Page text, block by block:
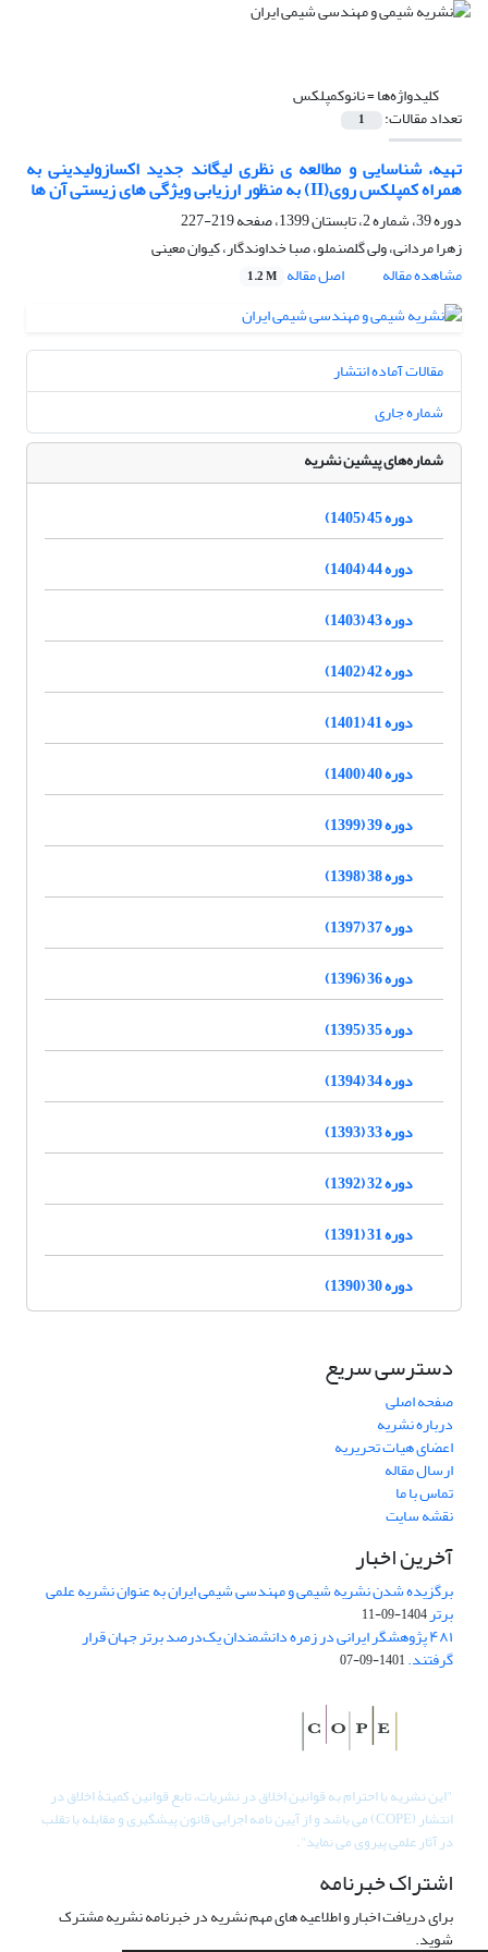
کلیدواژه‌ها =نانوکمپلکس
تعداد مقالات: 1
تهیه، شناسایی و مطالعه ی نظری لیگاند جدید اکسازولیدینی به
همراه کمپلکس روی(II) به منظور ارزیابی ویژگی های زیستی آن ها
دوره 39، شماره 2، تابستان 1399، صفحه
219-227
زهرا مردانی، ولی گلصنملو، صبا خداوندگار، کیوان معینی
مشاهده مقاله
اصل مقاله 1.2 M
مقالات آماده انتشار
شماره جاری
شماره‌های پیشین نشریه
دوره 45 (1405)
دوره 44 (1404)
دوره 43 (1403)
دوره 42 (1402)
دوره 41 (1401)
دوره 40 (1400)
دوره 39 (1399)
دوره 38 (1398)
دوره 37 (1397)
دوره 36 (1396)
دوره 35 (1395)
دوره 34 (1394)
دوره 33 (1393)
دوره 32 (1392)
دوره 31 (1391)
دوره 30 (1390)
دسترسی سریع
صفحه اصلی
درباره نشریه
اعضای هیات تحریریه
ارسال مقاله
تماس با ما
نقشه سایت
آخرین اخبار
برگزیده شدن نشریه شیمی و مهندسی شیمی ایران به عنوان نشریه علمی
برتر1404-09-11
۴۸۱ پژوهشگر ایرانی در زمره دانشمندان یک‌درصد برتر جهان قرار
گرفتند.1401-09-07
"این نشریه با احترام به قوانین اخلاق در نشریات، تابع قوانین کمیتۀ اخلاق در
انتشار (COPE) می باشد و از آیین نامه اجرایی قانون پیشگیری و مقابله با تقلب
در آثار علمی پیروی می نماید".
اشتراک خبرنامه
برای دریافت اخبار و اطلاعیه های مهم نشریه در خبرنامه نشریه مشترک
شوید.